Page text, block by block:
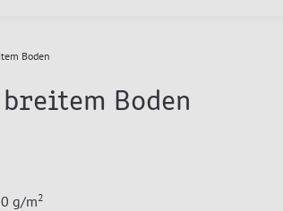
Boden
Boden
g/m2